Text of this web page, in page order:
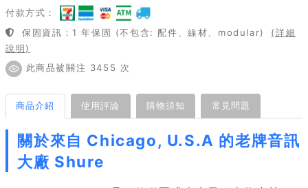
付款方式：
保固資訊：1 年保固 (不包含: 配件、線材、modular)
(詳細
說明)
此商品被關注 3455 次
商品介紹 使用評論 購物須知 常見問題
關於來自 Chicago, U.S.A 的老牌音訊
大廠 Shure